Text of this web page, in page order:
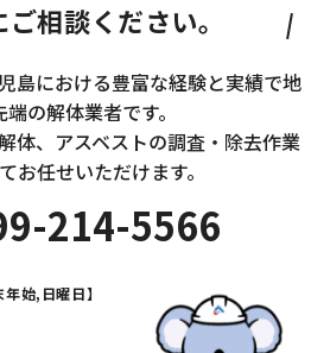
相談ください。
島における豊富な経験と実績で地
の解体業者です。
体、アスベストの調査・除去作業
お任せいただけます。
214-5566
年始,日曜日】